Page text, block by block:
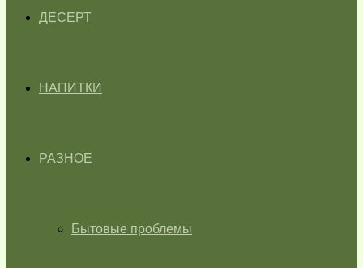
ДЕСЕРТ
НАПИТКИ
РАЗНОЕ
Бытовые проблемы